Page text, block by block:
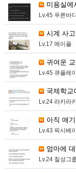
미용실에
Lv.45 푸른바
시계 사
Lv.17 메이플
귀여운
Lv.45 큐플레이
국제학교
Lv.24 라카라
아직 애
Lv.43 픽시베이
엄마에
Lv.24 칠성그